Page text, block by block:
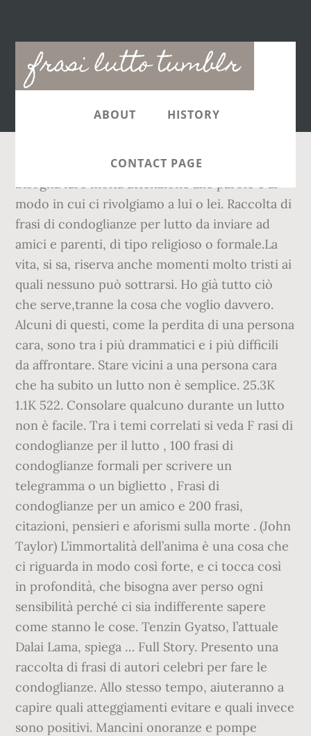
frasi lutto tumblr
Main
navigation
ABOUT HISTORY
CONTACT PAGE
Bisogna fare molta attenzione alle parole e al
modo in cui ci rivolgiamo a lui o lei. Raccolta di
frasi di condoglianze per lutto da inviare ad
amici e parenti, di tipo religioso o formale.La
vita, si sa, riserva anche momenti molto tristi ai
quali nessuno può sottrarsi. Ho già tutto ciò
che serve,tranne la cosa che voglio davvero.
Alcuni di questi, come la perdita di una persona
cara, sono tra i più drammatici e i più difficili
da affrontare. Stare vicini a una persona cara
che ha subito un lutto non è semplice. 25.3K
1.1K 522. Consolare qualcuno durante un lutto
non è facile. Tra i temi correlati si veda F rasi di
condoglianze per il lutto , 100 frasi di
condoglianze formali per scrivere un
telegramma o un biglietto , Frasi di
condoglianze per un amico e 200 frasi,
citazioni, pensieri e aforismi sulla morte . (John
Taylor) L’immortalità dell’anima è una cosa che
ci riguarda in modo così forte, e ci tocca così
in profondità, che bisogna aver perso ogni
sensibilità perché ci sia indifferente sapere
come stanno le cose. Tenzin Gyatso, l’attuale
Dalai Lama, spiega … Full Story. Presento una
raccolta di frasi di autori celebri per fare le
condoglianze. Allo stesso tempo, aiuteranno a
capire quali atteggiamenti evitare e quali invece
sono positivi. Mancini onoranze e pompe